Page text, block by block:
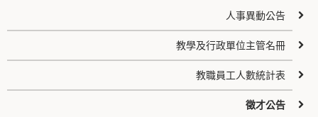
人事異動公告
教學及行政單位主管名冊
教職員工人數統計表
徵才公告